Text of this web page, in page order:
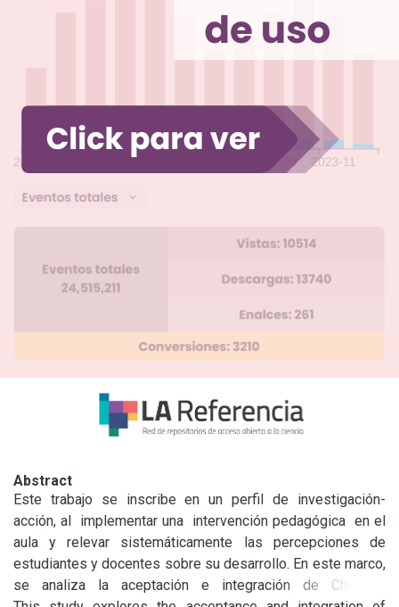
Abstract
Este  trabajo  se  inscribe  en  un  perfil  de  investigación-
acción, al  implementar una  intervención pedagógica  en el
aula   y   relevar   sistemáticamente   las   percepciones   de
estudiantes y docentes sobre su desarrollo. En este marco,
se  analiza  la  aceptación  e  integración  de  ChatGPT